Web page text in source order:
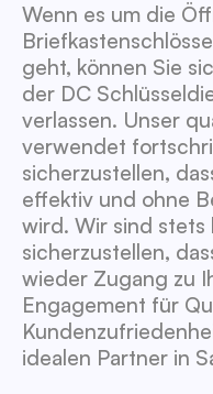
Wenn es um die
geht, können Sie
der DC
verlassen. Unser
verwendet
sicherzustellen,
effektiv und ohne
wird. Wir sind stets
sicherzustellen,
wieder Zugang zu
Engagement für
idealen Partner in